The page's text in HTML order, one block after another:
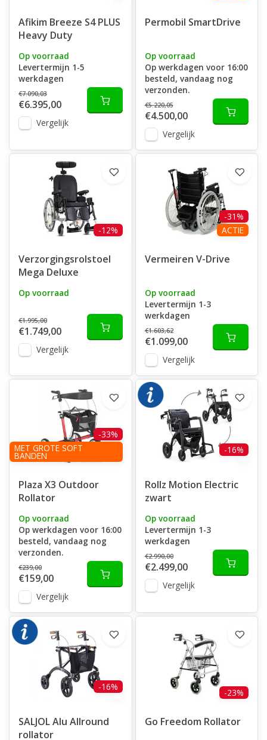
Afikim Breeze S4 PLUS
Heavy Duty
Op voorraad
Levertermijn 1-5
werkdagen
€7.090,03
€6.395,00
Vergelijk
Permobil SmartDrive
Op voorraad
Op werkdagen voor 16:00
besteld, vandaag nog
verzonden.
€5.220,05
€4.500,00
Vergelijk
-12%
Verzorgingsrolstoel
Mega Deluxe
Op voorraad
€1.995,00
€1.749,00
Vergelijk
-31%
ACTIE
Vermeiren V-Drive
Op voorraad
Levertermijn 1-3
werkdagen
€1.603,62
€1.099,00
Vergelijk
-33%
MET GROTE SOFT
BANDEN
Plaza X3 Outdoor
Rollator
Op voorraad
Op werkdagen voor 16:00
besteld, vandaag nog
verzonden.
€239,00
€159,00
Vergelijk
-16%
Rollz Motion Electric
zwart
Op voorraad
Levertermijn 1-3
werkdagen
€2.990,00
€2.499,00
Vergelijk
-16%
SALJOL Alu Allround
rollator
-23%
Go Freedom Rollator